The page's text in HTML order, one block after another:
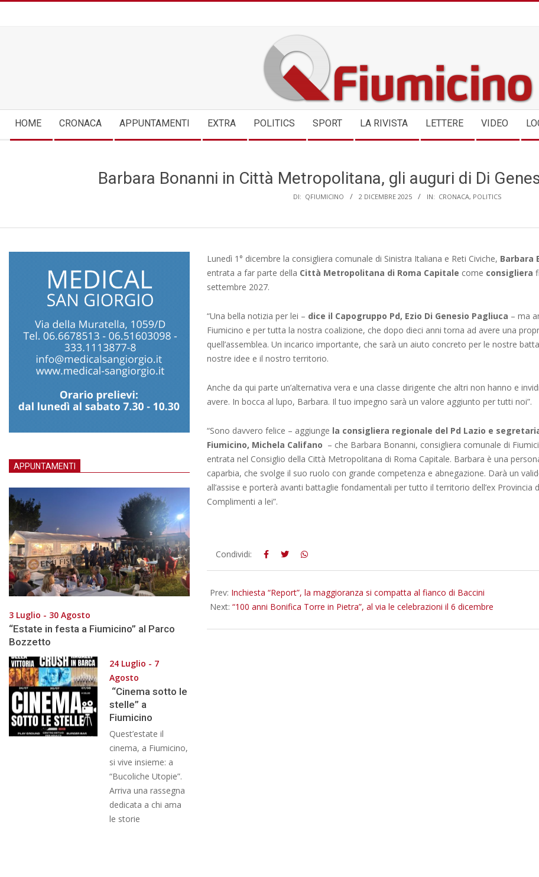
QFIUMICINO.COM
Navigation
Menu
HOME CRONACA APPUNTAMENTI EXTRA POLITICS SPORT LA RIVISTA LETTERE VIDEO
Barbara Bonanni in Città Metropolitana, gli auguri di Di
DI: QFIUMICINO 2 DICEMBRE 2025 IN: CRONACA, POLITICS
Lunedì 1° dicembre la consigliera comunale di Sinistra Italiana e Reti Civiche, Barbara
entrata a far parte della Città Metropolitana di Roma Capitale come consigliera
settembre 2027.
“Una bella notizia per lei – dice il Capogruppo Pd, Ezio Di Genesio Pagliuca – ma
Fiumicino e per tutta la nostra coalizione, che dopo dieci anni torna ad avere una
quell’assemblea. Un incarico importante, che sarà un aiuto concreto per le nostre
nostre idee e il nostro territorio.
Anche da qui parte un’alternativa vera e una classe dirigente che altri non hanno e
avere. In bocca al lupo, Barbara. Il tuo impegno sarà un valore aggiunto per tutti noi”.
“Sono davvero felice – aggiunge la consigliera regionale del Pd Lazio e
Fiumicino, Michela Califano – che Barbara Bonanni, consigliera comunale di
entrata nel Consiglio della Città Metropolitana di Roma Capitale. Barbara è una
caparbia, che svolge il suo ruolo con grande competenza e abnegazione. Darà un
all’assise e porterà avanti battaglie fondamentali per tutto il territorio dell’ex Provincia
Complimenti a lei”.
2025-
12-
Condividi:
Prev: Inchiesta “Report”, la maggioranza si compatta al fianco di Baccini
Next: “100 anni Bonifica Torre in Pietra”, al via le celebrazioni il 6 dicembre
APPUNTAMENTI
3 Luglio - 30 Agosto
“Estate in festa a Fiumicino” al Parco
Bozzetto
24 Luglio - 7
Agosto
“Cinema sotto le
stelle” a
Fiumicino
Quest’estate il
cinema, a Fiumicino,
si vive insieme: a
“Bucoliche Utopie”.
Arriva una rassegna
dedicata a chi ama
le storie